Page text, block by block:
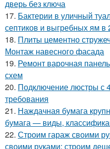
дверь без ключа
17. Бактерии в уличный
септиков и выгребных ям в
18. Плиты цементно
Монтаж навесного фасада
19. Ремонт варочная
схем
20. Подключение люстры с
требования
21. Наждачная бумага
бумага — виды,
22. Строим гараж своими
своими руками: строим